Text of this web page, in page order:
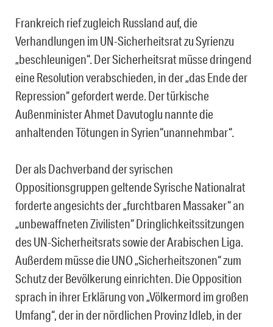
Frankreich rief zugleich Russland auf, die
Verhandlungen im UN-Sicherheitsrat zu Syrienzu
„beschleunigen“. Der Sicherheitsrat müsse dringend
eine Resolution verabschieden, in der „das Ende der
Repression“ gefordert werde. Der türkische
Außenminister Ahmet Davutoglu nannte die
anhaltenden Tötungen in Syrien“unannehmbar“.
Der als Dachverband der syrischen
Oppositionsgruppen geltende Syrische Nationalrat
forderte angesichts der „furchtbaren Massaker“ an
„unbewaffneten Zivilisten“ Dringlichkeitssitzungen
des UN-Sicherheitsrats sowie der Arabischen Liga.
Außerdem müsse die UNO „Sicherheitszonen“ zum
Schutz der Bevölkerung einrichten. Die Opposition
sprach in ihrer Erklärung von „Völkermord im großen
Umfang“, der in der nördlichen Provinz Idleb, in der